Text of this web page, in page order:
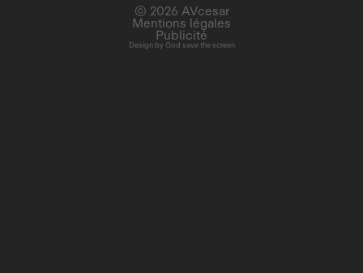
Design by God save the screen
© 2026 AVcesar
Mentions légales
Publicité